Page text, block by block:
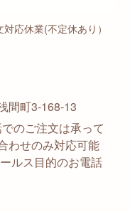
応休業(不定休あり）
間町3-168-13
のご注文は承って
わせのみ対応可能
ルス目的のお電話